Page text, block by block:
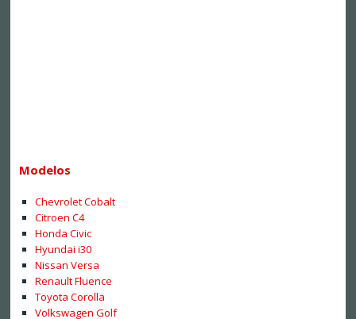
Modelos
Chevrolet Cobalt
Citroen C4
Honda Civic
Hyundai i30
Nissan Versa
Renault Fluence
Toyota Corolla
Volkswagen Golf